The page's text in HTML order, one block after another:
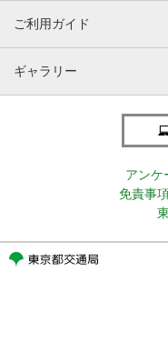
ご利用ガイド
ギャラリー
アンケ
免責事